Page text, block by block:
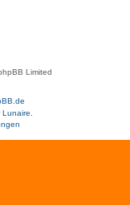
Limited